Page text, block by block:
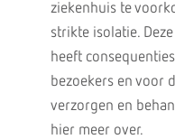
ziekenhuis te
strikte isolatie.
heeft
bezoekers en voor
verzorgen en
hier meer over.